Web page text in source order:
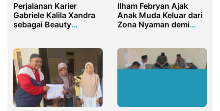
Perjalanan Karier
Gabriele Kalila Xandra
sebagai Beauty
Ilham Febryan Ajak
Anak Muda Keluar dari
Zona Nyaman demi